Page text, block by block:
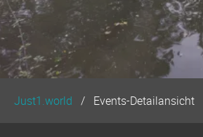
Just1.world Events-Detailansicht